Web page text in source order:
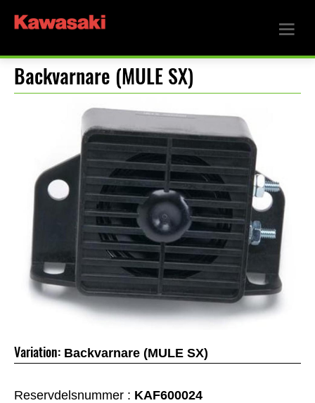
Backvarnare (MULE SX)
Variation: Backvarnare (MULE SX)
Reservdelsnummer : KAF600024